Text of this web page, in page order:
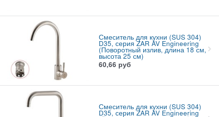
Смеситель для кухни (SUS 304)
D35, серия ZAR AV Engineering
(Поворотный излив, длина 18 см,
высота 25 см)
60,66 руб
Смеситель для кухни (SUS 304)
D35, серия ZAR AV Engineering